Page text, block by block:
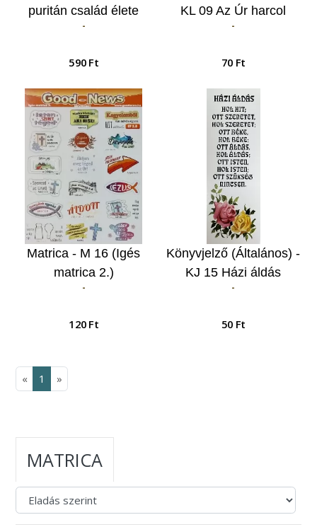
puritán család élete
-
590 Ft
KL 09 Az Úr harcol
értetek…
-
70 Ft
Matrica - M 16 (Igés
matrica 2.)
-
120 Ft
Könyvjelző (Általános) -
KJ 15 Házi áldás
-
50 Ft
« 1 »
MATRICA